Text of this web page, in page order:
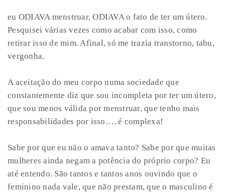
eu ODIAVA menstruar, ODIAVA o fato de ter um útero.
Pesquisei várias vezes como acabar com isso, como
retirar isso de mim. Afinal, só me trazia transtorno, tabu,
vergonha.
A aceitação do meu corpo numa sociedade que
constantemente diz que sou incompleta por ter um útero,
que sou menos válida por menstruar, que tenho mais
responsabilidades por isso…. é complexa!
Sabe por que eu não o amava tanto? Sabe por que muitas
mulheres ainda negam a potência do próprio corpo? Eu
até entendo. São tantos e tantos anos ouvindo que o
feminino nada vale, que não prestam, que o masculino é